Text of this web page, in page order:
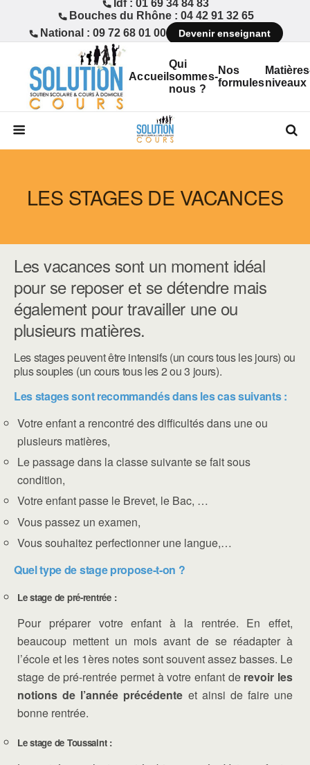
Idf : 01 69 34 84 83
Bouches du Rhône : 04 42 91 32 65
National : 09 72 68 01 00
Devenir enseignant
Accueil
Qui
sommes-
nous ?
Nos
formulesniveaux
LES STAGES DE VACANCES
Les vacances sont un moment idéal
pour se reposer et se détendre mais
également pour travailler une ou
plusieurs matières.
Les stages peuvent être intensifs (un cours tous les jours) ou
plus souples (un cours tous les 2 ou 3 jours).
Les stages sont recommandés dans les cas suivants :
Votre enfant a rencontré des difficultés dans une ou
plusieurs matières,
Le passage dans la classe suivante se fait sous
condition,
Votre enfant passe le Brevet, le Bac, …
Vous passez un examen,
Vous souhaitez perfectionner une langue,…
Quel type de stage propose-t-on ?
Le stage de pré-rentrée :
Pour préparer votre enfant à la rentrée. En effet,
beaucoup mettent un mois avant de se réadapter à
l’école et les 1ères notes sont souvent assez basses. Le
stage de pré-rentrée permet à votre enfant de revoir les
notions de l’année précédente et ainsi de faire une
bonne rentrée.
Le stage de Toussaint :